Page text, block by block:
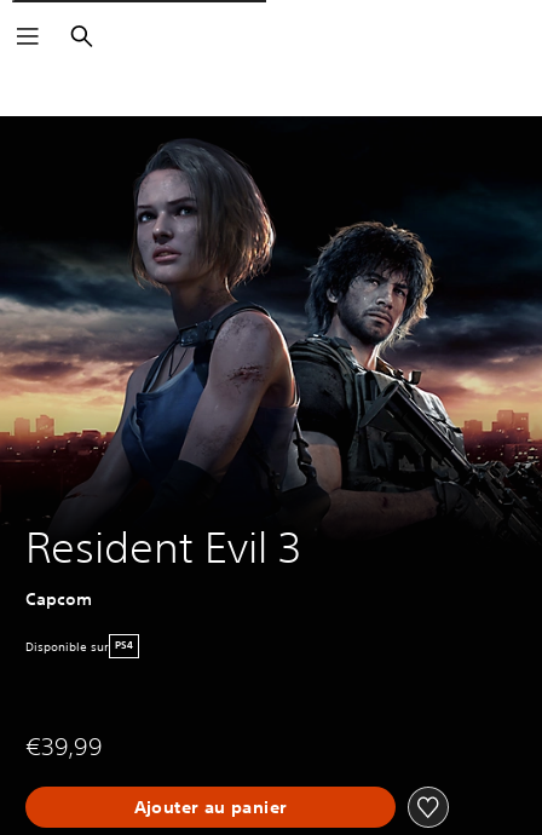
Rechercher
Resident Evil 3
Capcom
Disponible sur PS4
€39,99
Ajouter au panier